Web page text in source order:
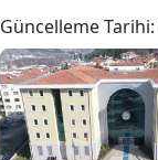
Güncelleme Tarihi: